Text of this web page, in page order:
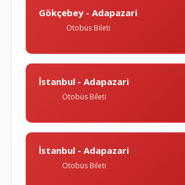
Gökçebey - Adapazari
Otobüs Bileti
İstanbul - Adapazari
Otobüs Bileti
İstanbul - Adapazari
Otobüs Bileti